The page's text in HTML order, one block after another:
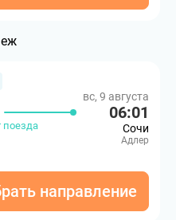
вс, 9 августа
06:01
Сочи
Адлер
направление